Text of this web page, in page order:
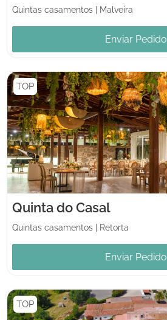
Quintas casamentos Malveira
Enviar Pedido
TOP
Quinta do Casal
Quintas casamentos Retorta
Enviar Pedido
TOP